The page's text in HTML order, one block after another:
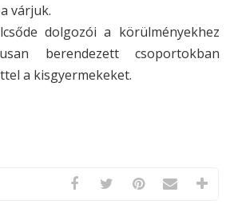
várjuk.
dolgozói a körülményekhez
berendezett csoportokban
a kisgyermekeket.